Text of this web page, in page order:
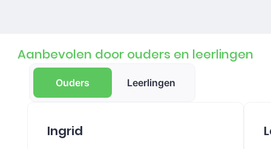
Aanbevolen door ouders en leerlingen
Ouders Leerlingen
Ingrid